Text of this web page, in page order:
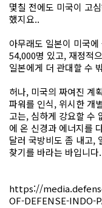
몇칠 전에도 미국이 고
했지요..
아무래도 일본이 미국
54,000명 있고, 재정적
일본에게 더 관대할 수
허나, 미국의 짜여진 계
파워를 인식, 위시한 개
고는, 심하게 강요할 수
에 온 신경과 에너지를
달러 국방비도 좀 내고,
찾기를 바라는 바입니다.
https://
OF-DEFENSE-INDO-